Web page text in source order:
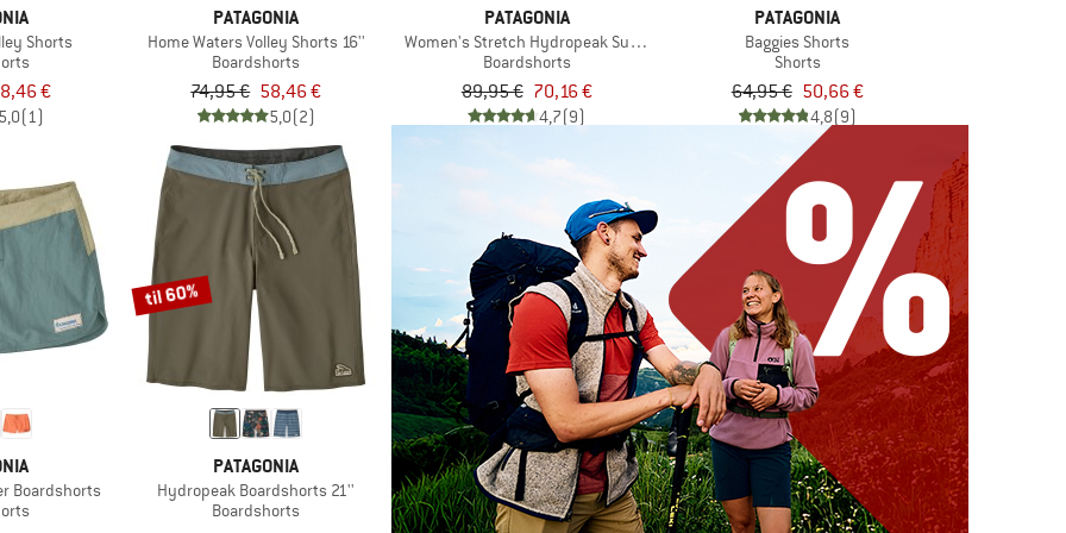
Shorts
€
5,0(1)
PATAGONIA
Home Waters Volley Shorts 16''
Boardshorts
74,95 € 58,46 €
5,0(2)
PATAGONIA
Women's Stretch Hydropeak Surf Shorts
Boardshorts
89,95 € 70,16 €
4,7(9)
PATAGONIA
Baggies Shorts
Shorts
64,95 € 50,66 €
4,8(9)
Boardshorts
til 60%
PATAGONIA
Hydropeak Boardshorts 21''
Boardshorts